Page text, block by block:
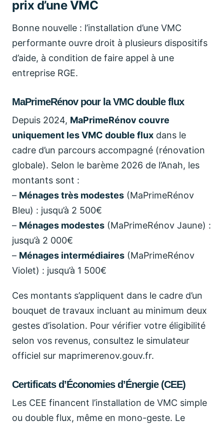
prix d’une VMC
Bonne nouvelle : l’installation d’une VMC
performante ouvre droit à plusieurs dispositifs
d’aide, à condition de faire appel à une
entreprise RGE.
MaPrimeRénov pour la VMC double flux
Depuis 2024, MaPrimeRénov couvre
uniquement les VMC double flux dans le
cadre d’un parcours accompagné (rénovation
globale). Selon le barème 2026 de l’Anah, les
montants sont :
– Ménages très modestes (MaPrimeRénov
Bleu) : jusqu’à 2 500€
– Ménages modestes (MaPrimeRénov Jaune) :
jusqu’à 2 000€
– Ménages intermédiaires (MaPrimeRénov
Violet) : jusqu’à 1 500€
Ces montants s’appliquent dans le cadre d’un
bouquet de travaux incluant au minimum deux
gestes d’isolation. Pour vérifier votre éligibilité
selon vos revenus, consultez le simulateur
officiel sur maprimerenov.gouv.fr.
Certificats d’Économies d’Énergie (CEE)
Les CEE financent l’installation de VMC simple
ou double flux, même en mono-geste. Le